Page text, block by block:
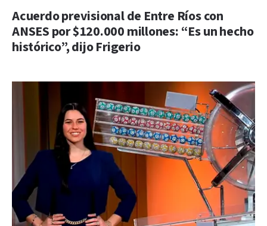
Acuerdo previsional de Entre Ríos con
ANSES por $120.000 millones: “Es un hecho
histórico”, dijo Frigerio